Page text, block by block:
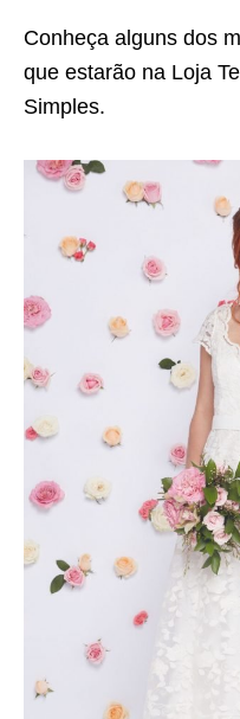
Conheça alguns dos
que estarão na Loja
Simples.